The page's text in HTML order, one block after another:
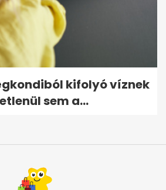
kifolyó víznek
sem a...